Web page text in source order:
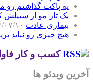
یه پاکت گذاشتم رو
یک تار مو از سبیلش
بیماری عادت ۱۴۰۳/
هیچ چیزی رو نباید
کسب و کار فاوا
آخرین ویدئو ها